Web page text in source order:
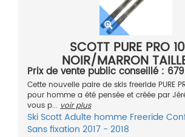
SCOTT PURE PRO
NOIR/MARRON
Prix de vente public conseillé :
Cette nouvelle paire de skis freeride PURE
pour homme a été pensée et créée par
vous p... voir plus
Ski ScottAdulte homme Freeride
Sans fixation 2017 - 2018